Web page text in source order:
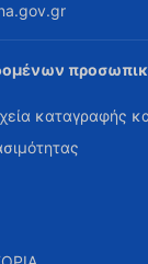
καταγραφής